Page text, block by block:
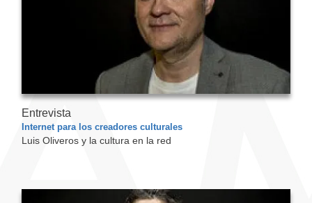
Entrevista
Internet para los creadores culturales
Luis Oliveros y la cultura en la red